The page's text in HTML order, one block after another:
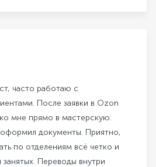
часто работаю с
После заявки в Ozon
мне прямо в мастерскую.
документы. Приятно,
всё четко и
Переводы внутри